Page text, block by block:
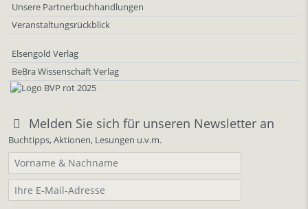
Unsere Partnerbuchhandlungen
Veranstaltungsrückblick
Elsengold Verlag
BeBra Wissenschaft Verlag
Melden Sie sich für unseren Newsletter an
Buchtipps, Aktionen, Lesungen u.v.m.